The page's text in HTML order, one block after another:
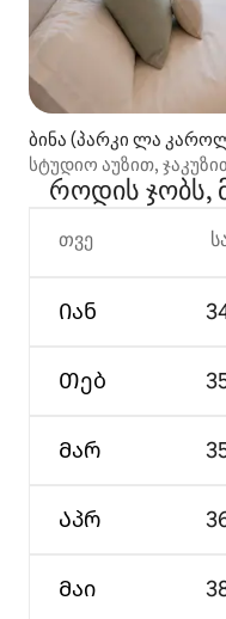
ბინა (პარკი ლა
სტუდიო აუზით,
კიტოში
როდის ჯობს,
თვე
Იან
Თებ
Მარ
Აპრ
Მაი